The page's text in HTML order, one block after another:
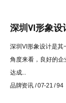
深圳VI形象设
深圳VI形象设计是其
角度来看，良好的企
达成...
品牌资讯 / 07-21 / 94